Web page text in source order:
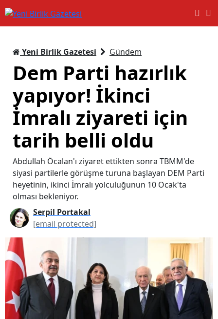
Yeni Birlik Gazetesi Gündem
Dem Parti hazırlık
yapıyor! İkinci
İmralı ziyareti için
tarih belli oldu
Abdullah Öcalan'ı ziyaret ettikten sonra TBMM'de
siyasi partilerle görüşme turuna başlayan DEM Parti
heyetinin, ikinci İmralı yolculuğunun 10 Ocak'ta
olması bekleniyor.
Serpil Portakal
[email protected]